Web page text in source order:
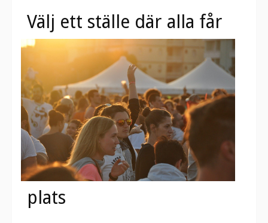
Välj ett ställe där al la får
plats